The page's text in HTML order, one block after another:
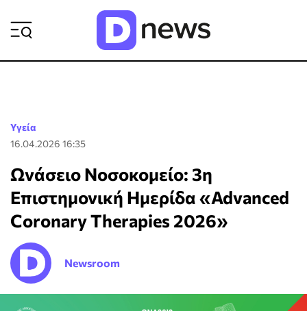
Υγεία
16.04.2026 16:35
Ωνάσειο Νοσοκομείο: 3η
Επιστημονική Ημερίδα «Advanced
Coronary Therapies 2026»
Newsroom